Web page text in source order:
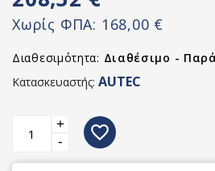
Χωρίς ΦΠΑ: 168,00 €
Διαθεσιμότητα: Διαθέσιμο -
Κατασκευαστής: AUTEC
+
-
favorite_border